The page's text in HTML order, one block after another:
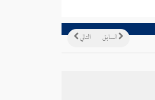
التالي السابق